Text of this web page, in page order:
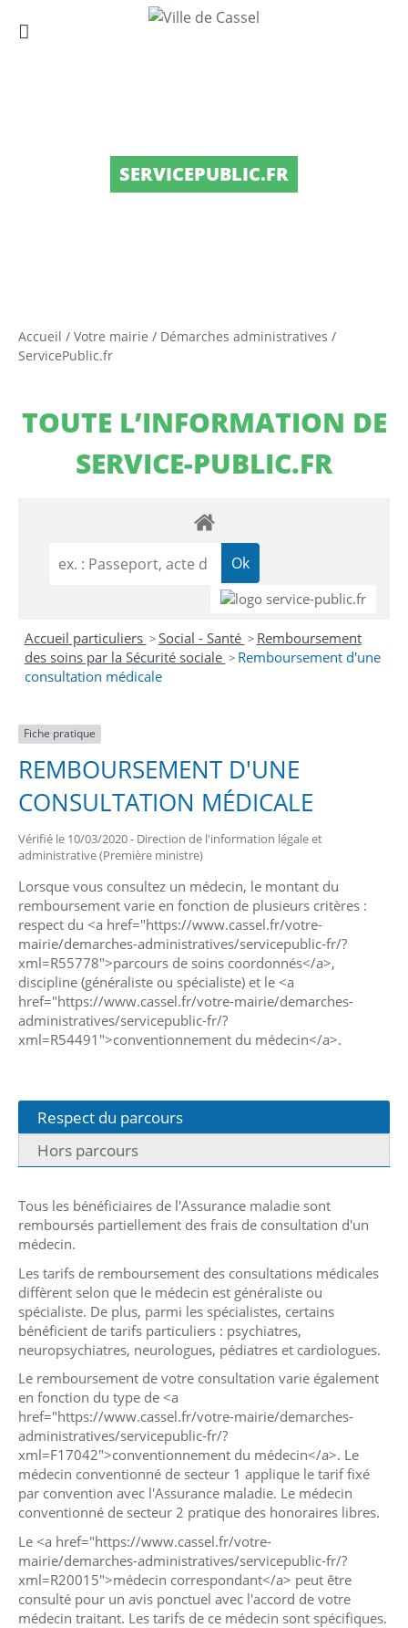
SERVICEPUBLIC.FR
Accueil / Votre mairie / Démarches administratives /
ServicePublic.fr
TOUTE L’INFORMATION DE
SERVICE-PUBLIC.FR
Accueil particuliers >Social - Santé > Remboursement
des soins par la Sécurité sociale > Remboursement d'une
consultation médicale
Fiche pratique
REMBOURSEMENT D'UNE
CONSULTATION MÉDICALE
Vérifié le 10/03/2020 - Direction de l'information légale et
administrative (Première ministre)
Lorsque vous consultez un médecin, le montant du
remboursement varie en fonction de plusieurs critères :
respect du <a href="https://www.cassel.fr/votre-
mairie/demarches-administratives/servicepublic-fr/?
xml=R55778">parcours de soins coordonnés</a>,
discipline (généraliste ou spécialiste) et le <a
href="https://www.cassel.fr/votre-mairie/demarches-
administratives/servicepublic-fr/?
xml=R54491">conventionnement du médecin</a>.
Respect du parcours
Hors parcours
Tous les bénéficiaires de l'Assurance maladie sont
remboursés partiellement des frais de consultation d'un
médecin.
Les tarifs de remboursement des consultations médicales
diffèrent selon que le médecin est généraliste ou
spécialiste. De plus, parmi les spécialistes, certains
bénéficient de tarifs particuliers : psychiatres,
neuropsychiatres, neurologues, pédiatres et cardiologues.
Le remboursement de votre consultation varie également
en fonction du type de <a
href="https://www.cassel.fr/votre-mairie/demarches-
administratives/servicepublic-fr/?
xml=F17042">conventionnement du médecin</a>. Le
médecin conventionné de secteur 1 applique le tarif fixé
par convention avec l'Assurance maladie. Le médecin
conventionné de secteur 2 pratique des honoraires libres.
Le <a href="https://www.cassel.fr/votre-
mairie/demarches-administratives/servicepublic-fr/?
xml=R20015">médecin correspondant</a> peut être
consulté pour un avis ponctuel avec l'accord de votre
médecin traitant. Les tarifs de ce médecin sont spécifiques.